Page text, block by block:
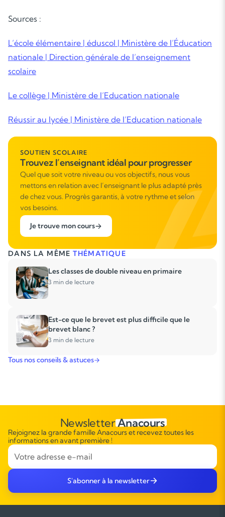
Sources :
L’école élémentaire | éduscol | Ministère de l’Éducation
nationale | Direction générale de l’enseignement
scolaire
Le collège | Ministère de l’Education nationale
Réussir au lycée | Ministère de l’Education nationale
SOUTIEN SCOLAIRE
Trouvez l’enseignant idéal pour progresser
Quel que soit votre niveau ou vos objectifs, nous vous
mettons en relation avec l’enseignant le plus adapté près
de chez vous. Progrès garantis, à votre rythme et selon
vos besoins.
Je trouve mon cours
DANS LA MÊMETHÉMATIQUE
Les classes de double niveau en primaire
3 min de lecture
Est-ce que le brevet est plus difficile que le
brevet blanc ?
3 min de lecture
Tous nos conseils & astuces
NewsletterAnacours
Rejoignez la grande famille Anacours et recevez toutes les
informations en avant première !
S'abonner à la newsletter